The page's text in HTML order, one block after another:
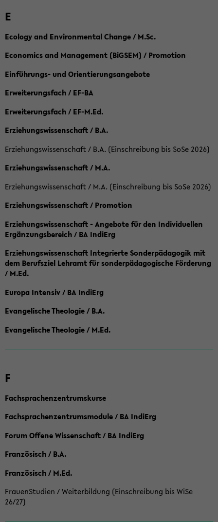
E
Ecology and Environmental Change / M.Sc.
Economics and Management (BiGSEM) / Promotion
Einführungs- und Orientierungsangebote
Erweiterungsfach / EF-BA
Erweiterungsfach / EF-M.Ed.
Erziehungswissenschaft / B.A.
Erziehungswissenschaft / B.A. (Einschreibung bis SoSe 2026)
Erziehungswissenschaft / M.A.
Erziehungswissenschaft / M.A. (Einschreibung bis SoSe 2026)
Erziehungswissenschaft / Promotion
Erziehungswissenschaft - Angebote für den Individuellen
Ergänzungsbereich / BA IndiErg
Erziehungswissenschaft Integrierte Sonderpädagogik mit
dem Berufsziel Lehramt für sonderpädagogische Förderung
/ M.Ed.
Europa Intensiv / BA IndiErg
Evangelische Theologie / B.A.
Evangelische Theologie / M.Ed.
F
Fachsprachenzentrumskurse
Fachsprachenzentrumsmodule / BA IndiErg
Forum Offene Wissenschaft / BA IndiErg
Französisch / B.A.
Französisch / M.Ed.
FrauenStudien / Weiterbildung (Einschreibung bis WiSe
26/27)